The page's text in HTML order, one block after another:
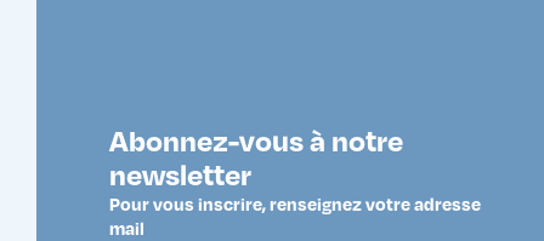
Abonnez-vous à notre
newsletter
Pour vous inscrire, renseignez votre adresse
mail